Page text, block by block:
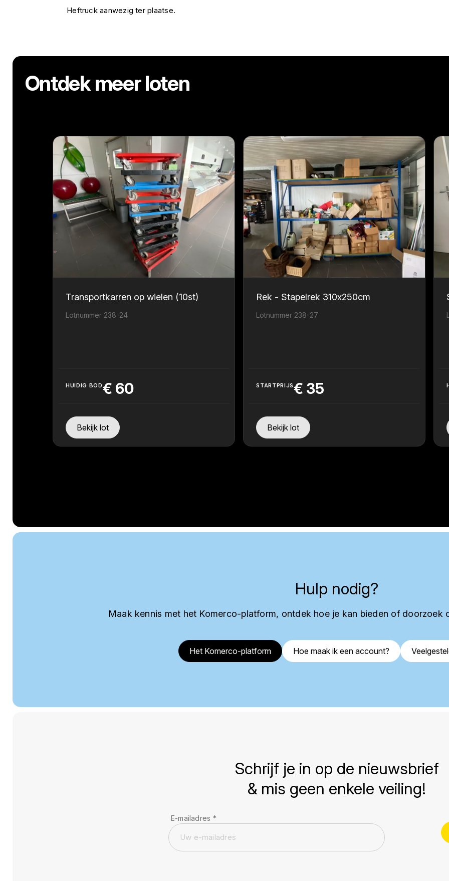
Heftruck aanwezig ter plaatse.
Ontdek meer loten
Transportkarren op wielen (10st)
Lotnummer 238-24
HUIDIG BOD€ 60
Bekijk lot
Rek - Stapelrek 310x250cm
Lotnummer 238-27
STARTPRIJS€ 35
Bekijk lot
Hulp nodig?
Maak kennis met het Komerco-platform, ontdek hoe je kan bieden of doorzoek
Het Komerco-platform Hoe maak ik een account?
Schrijf je in op de nieuwsbrief
& mis geen enkele veiling!
E-mailadres *